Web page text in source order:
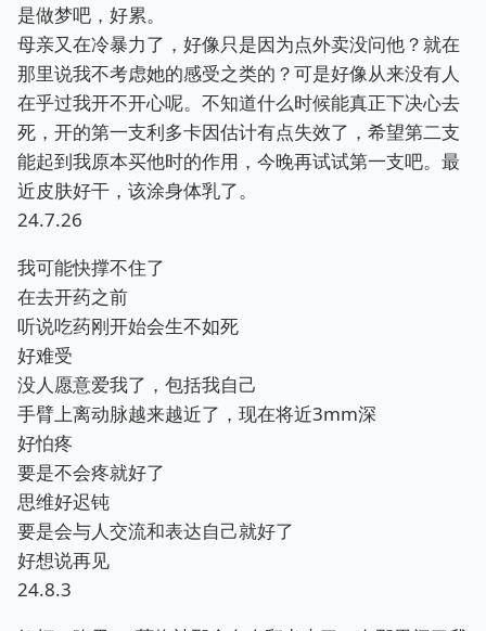
是做梦吧，好累。
母亲又在冷暴力了，好像只是因为点外卖没问他？就在
那里说我不考虑她的感受之类的？可是好像从来没有人
在乎过我开不开心呢。不知道什么时候能真正下决心去
死，开的第一支利多卡因估计有点失效了，希望第二支
能起到我原本买他时的作用，今晚再试试第一支吧。最
近皮肤好干，该涂身体乳了。
24.7.26
我可能快撑不住了
在去开药之前
听说吃药刚开始会生不如死
好难受
没人愿意爱我了，包括我自己
手臂上离动脉越来越近了，现在将近3mm深
好怕疼
要是不会疼就好了
思维好迟钝
要是会与人交流和表达自己就好了
好想说再见
24.8.3